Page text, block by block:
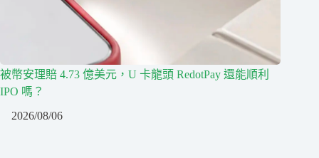
被幣安理賠 4.73 億美元，U 卡龍頭 RedotPay 還能順利
IPO 嗎？
2026/08/06